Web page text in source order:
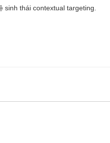
thái contextual targeting.